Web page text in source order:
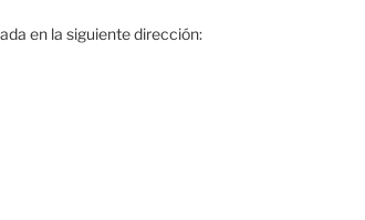
en la siguiente dirección: